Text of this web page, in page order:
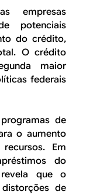
empresas
potenciais
do crédito,
O crédito
maior
federais
de
o aumento
Em
do
revela que o
de